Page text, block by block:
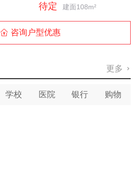
待定 建面108m²
 咨询户型优惠
更多 
学校 医院 银行 购物